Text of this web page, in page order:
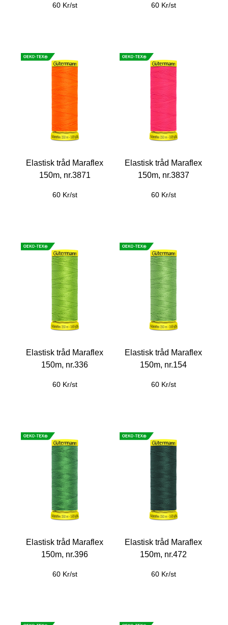
60 Kr/st 60 Kr/st
Elastisk tråd Maraflex
150m, nr.3871
60 Kr/st
Elastisk tråd Maraflex
150m, nr.3837
60 Kr/st
Elastisk tråd Maraflex
150m, nr.336
60 Kr/st
Elastisk tråd Maraflex
150m, nr.154
60 Kr/st
Elastisk tråd Maraflex
150m, nr.396
60 Kr/st
Elastisk tråd Maraflex
150m, nr.472
60 Kr/st